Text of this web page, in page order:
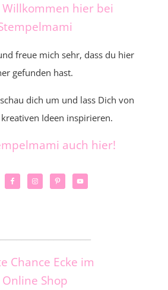
Willkommen hier bei
freue mich sehr, dass du hier
gefunden hast.
dich um und lass Dich von
Ideen inspirieren.
auch hier!
Chance Ecke im
Online Shop